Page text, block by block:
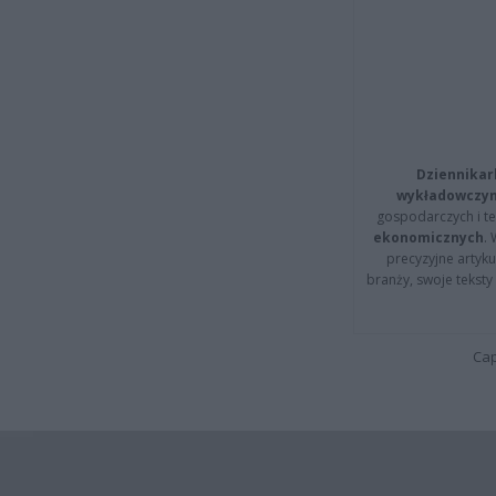
gospodarczych i
ekonomicznych.
precyzyjne
branży, swoje